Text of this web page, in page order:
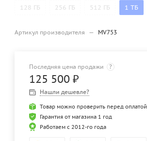
128 ГБ 256 ГБ 512 ГБ 1 ТБ
Артикул производителя — MV753
Последняя цена продажи ?
125 500 ₽
Нашли дешевле?
Товар можно проверить перед оплатой
Гарантия от магазина 1 год
Работаем с 2012-го года